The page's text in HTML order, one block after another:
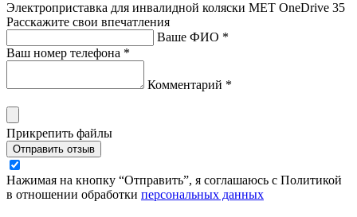
Электроприставка для инвалидной коляски MET OneDrive 35
Расскажите свои впечатления
Ваше ФИО *
Ваш номер телефона *
Комментарий *
Прикрепить файлы
Отправить отзыв
Нажимая на кнопку “Отправить”, я соглашаюсь с Политикой
в отношении обработки персональных данных